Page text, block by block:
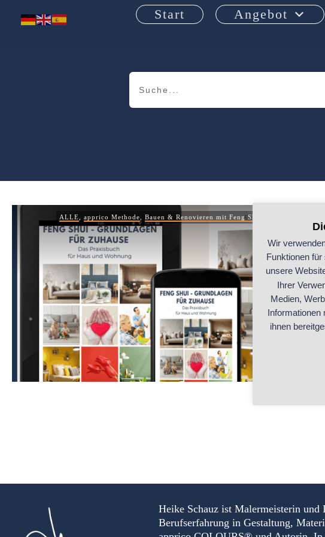
Start Angebot
ALLE apprico Methode Bauen & Renovieren mit Feng Shui
Heike Schauz ist Malermeisterin und
Berufserfahrung in Gestaltung,
Wir
Funktionen
unsere
Ihrer
Medien,
Informationen
ihnen